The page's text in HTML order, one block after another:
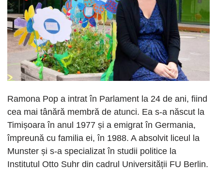
Ramona Pop a intrat în Parlament la 24 de ani, fiind
cea mai tânără membră de atunci. Ea s-a născut la
Timișoara în anul 1977 și a emigrat în Germania,
împreună cu familia ei, în 1988. A absolvit liceul la
Munster și s-a specializat în studii politice la
Institutul Otto Suhr din cadrul Universității FU Berlin.